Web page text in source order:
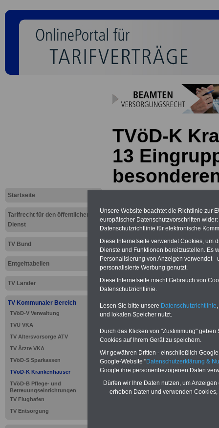
Startseite
Tarifrecht für den öffentlichen
Dienst
TV Bund
Entgelttabellen
TV Länder
TV Kommunaler Bereich
TVöD-V Verwaltung
TVÜ VKA
TV Altersvorsorge ATV
TV Ärzte VKA
TVöD-S Sparkassen
TVöD-K Krankenhäuser
TVöD-B Pflege- und
Betreuungseinrichtungen
TV Flughafen
TV Entsorgung
TVöD-K
13
>>>zur
Krankenhäuser
Unsere Website beachtet die Richtlinie zur
europäischer Datenschutzvorschriften
Datenschutzrichtlinie für elektronische
Diese Internetseite verwendet Cookies, um
Dienste und Funktionen bereitzustellen. Es
Personalisierung von Anzeigen verwendet
personalisierte Werbung genutzt.
Diese Internetseite macht Gebrauch von
Datenschutzrichtlinie.
Lesen Sie bitte unsere Datenschutzrichtlinie
und lokalen Speicher nutzt.
Durch das Klicken von "Zustimmung"
Cookies auf Ihrem Gerät zu speichern.
Wir gewähren Dritten - einschließlich
Google-Website "Datenschutzerklärung &
Google ihre personenbezogenen Daten
Dürfen wir Ihre Daten nutzen, um
erheben Daten und verwenden